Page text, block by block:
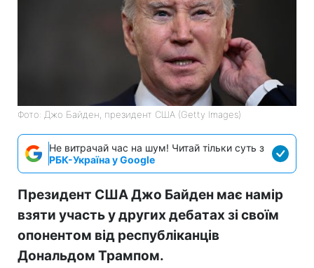
Фото: Джо Байден, президент США (Getty Images)
Не витрачай час на шум! Читай тільки суть з
РБК-Україна у Google
Президент США Джо Байден має намір
взяти участь у других дебатах зі своїм
опонентом від республіканців
Дональдом Трампом.